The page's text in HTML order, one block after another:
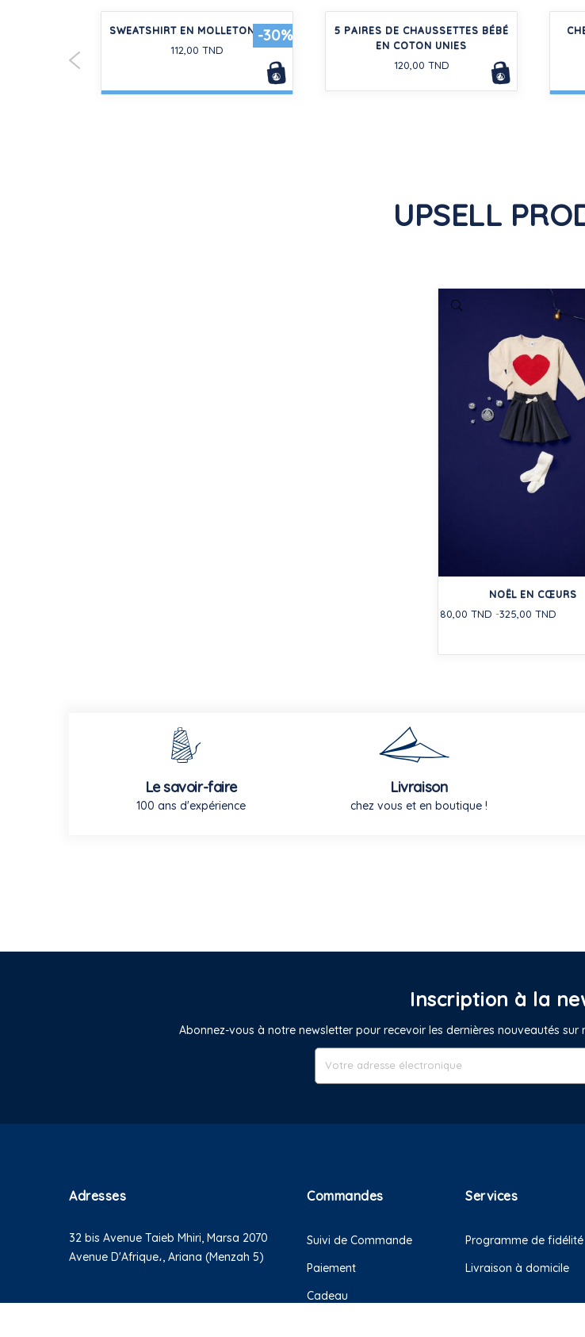
-30%
SWEATSHIRT EN MOLLETON BÉBÉ
112,00 TND
5 PAIRES DE CHAUSSETTES BÉBÉ
EN COTON UNIES
120,00 TND
UPSELL
NOËL EN CŒURS
80,00 TND 325,00 TND
Le savoir-faire
100 ans d'expérience
Livraison
chez vous et en boutique !
Inscription à la
Abonnez-vous à notre newsletter pour recevoir les dernières nouveautés
Adresses
32 bis Avenue Taieb Mhiri, Marsa 2070
Avenue D'Afrique،, Ariana (Menzah 5)
Commandes
Suivi de Commande
Paiement
Cadeau
Services
Programme de fidélité
Livraison à domicile